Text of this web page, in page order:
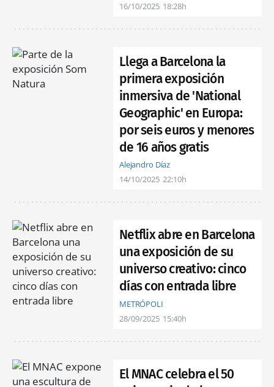
16/10/2025 18:28h
Llega a Barcelona la
primera exposición
inmersiva de 'National
Geographic' en Europa:
por seis euros y menores
de 16 años gratis
Alejandro Díaz
14/10/2025 22:10h
Netflix abre en Barcelona
una exposición de su
universo creativo: cinco
días con entrada libre
METRÓPOLI
28/09/2025 15:40h
El MNAC celebra el 50